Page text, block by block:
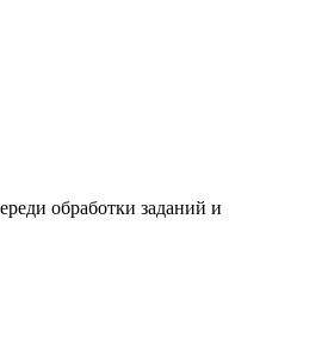
обработки заданий и